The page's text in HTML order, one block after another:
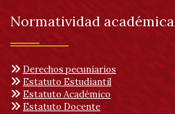
Normatividad académica
Derechos pecuniarios
Estatuto Estudiantil
Estatuto Académico
Estatuto Docente